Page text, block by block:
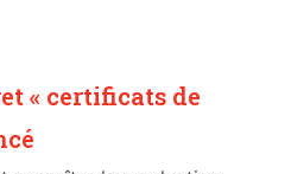
« certificats de